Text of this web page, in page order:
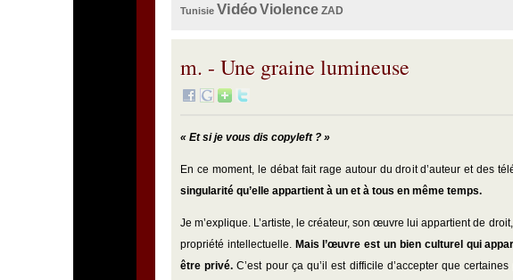
Tunisie VidéoViolence ZAD
m. - Une graine lumineuse
« Et si je vous dis copyleft ? »
En ce moment, le débat fait rage autour du droit d’auteur et des
singularité qu’elle appartient à un et à tous en même temps.
Je m’explique. L’artiste, le créateur, son œuvre lui appartient de
propriété intellectuelle. Mais l’œuvre est un bien culturel qui
être privé. C’est pour ça qu’il est difficile d’accepter que